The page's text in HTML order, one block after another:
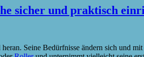
sicher und praktisch
Seine Bedürfnisse ändern sich und